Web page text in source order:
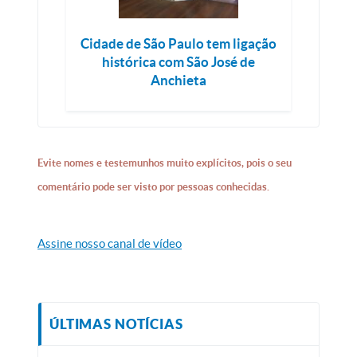
Cidade de São Paulo tem ligação
histórica com São José de
Anchieta
Evite nomes e testemunhos muito explícitos, pois o seu
comentário pode ser visto por pessoas conhecidas.
Assine nosso canal de vídeo
ÚLTIMAS NOTÍCIAS